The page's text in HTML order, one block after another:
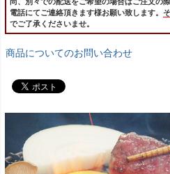
電話にてご連絡頂きます様お願い致します。
でご了承くださいませ。
商品についてのお問い合わせ